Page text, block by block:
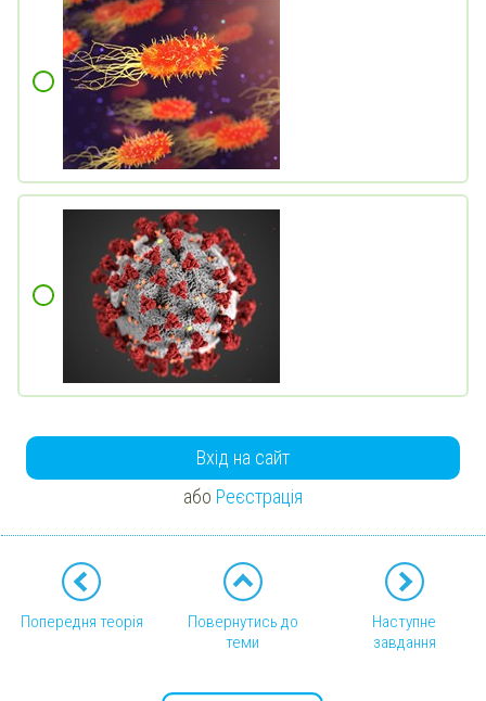
Вхід на сайт
або Реєстрація
Попередня теорія
Повернутись до
теми
Наступне
завдання